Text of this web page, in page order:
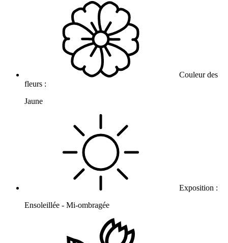
Couleur des
fleurs :
Jaune
Exposition :
Ensoleillée - Mi-ombragée